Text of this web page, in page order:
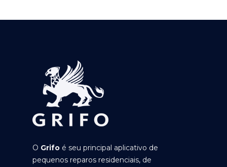
O Grifo é seu principal aplicativo de
pequenos reparos residenciais, de